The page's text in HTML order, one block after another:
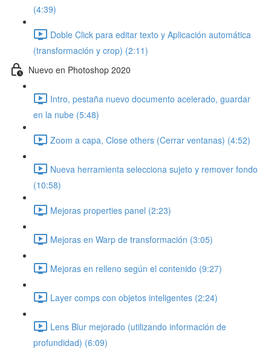
(4:39)
Doble Click para editar texto y Aplicación automática
(transformación y crop) (2:11)
Nuevo en Photoshop 2020
Intro, pestaña nuevo documento acelerado, guardar
en la nube (5:48)
Zoom a capa, Close others (Cerrar ventanas) (4:52)
Nueva herramienta selecciona sujeto y remover fondo
(10:58)
Mejoras properties panel (2:23)
Mejoras en Warp de transformación (3:05)
Mejoras en relleno según el contenido (9:27)
Layer comps con objetos inteligentes (2:24)
Lens Blur mejorado (utilizando información de
profundidad) (6:09)